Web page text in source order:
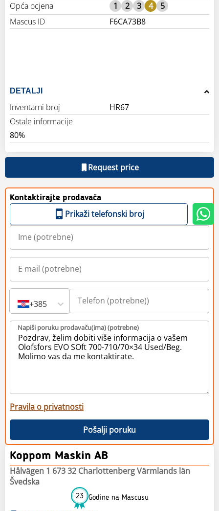
Opća ocjena
1 2 3 4
5
Mascus ID
F6CA73B8
DETALJI
Inventarni broj
HR67
Ostale informacije
80%
Request price
Kontaktirajte prodavača
Prikaži telefonski broj
+385
Napiši poruku prodavaču(ima) (potrebne)
Pravila o privatnosti
Pošalji poruku
Koppom Maskin AB
Hålvägen 1 673 32 Charlottenberg Värmlands län
Švedska
23 Godine na Mascusu